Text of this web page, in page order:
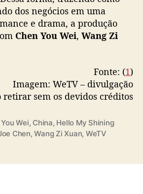
r
e
i
dos negócios em uma
e drama, a produção
Chen You Wei, Wang Zi
Fonte: (1)
Imagem: WeTV – divulgação
retirar sem os devidos créditos
Wei, China, Hello My Shining
Chen,Wang Zi Xuan, WeTV